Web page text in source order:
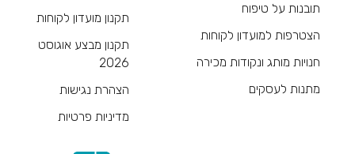
תובנות על טיפוח
הצטרפות למועדון לקוחות
חנויות מותג ונקודות מכירה
מתנות לעסקים
תקנון מועדון לקוחות
תקנון מבצע אוגוסט
2026
הצהרת נגישות
מדיניות פרטיות